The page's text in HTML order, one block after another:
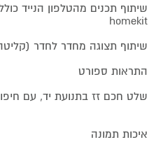
homekit
שיתוף תצוגה מחדר לחדר
התראות ספורט
שלט חכם זז בתנועת יד, עם
איכות תמונה